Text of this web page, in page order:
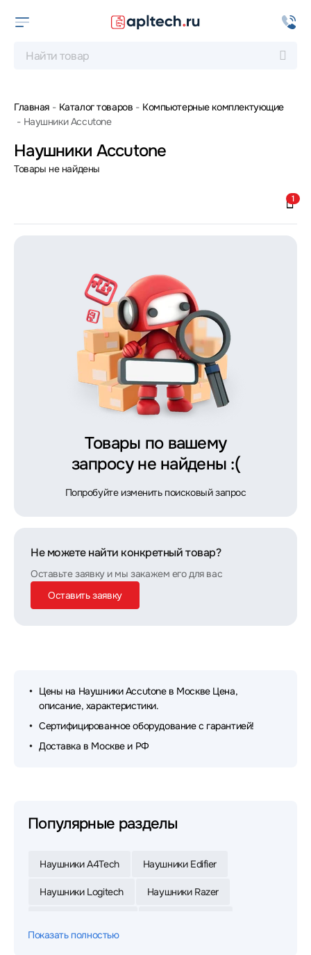
Главная Каталог товаров
Компьютерные комплектующие
Наушники Accutone
Наушники Accutone
Товары не найдены
1
Товары по вашему
запросу не найдены :(
Попробуйте изменить поисковый запрос
Не можете найти конкретный товар?
Оставьте заявку и мы закажем его для вас
Оставить заявку
Цены на Наушники Accutone в Москве Цена,
описание, характеристики.
Сертифицированное оборудование с гарантией!
Доставка в Москве и РФ
Популярные разделы
Наушники A4Tech Наушники Edifier
Наушники Logitech Наушники Razer
Показать полностью